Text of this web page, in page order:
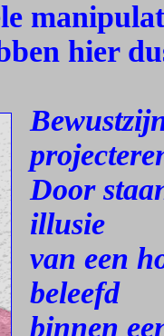
hier
Door
illusie
van een
beleefd
binnen